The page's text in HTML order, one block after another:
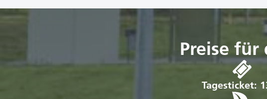
Preise
Tagesticket: